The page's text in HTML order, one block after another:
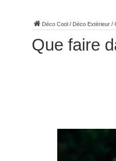
Déco Cool / Déco Extérieur /
Que faire